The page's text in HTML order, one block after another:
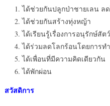
ได้ช่วยกันปลูกป่าชายเลน ล
ได้ช่วยกันสร้างทุ่งหญ้า
ได้เรียนรู้เรื่องการอนุรักษ์สั
ได้ร่วมลดโลกร้อนโดยการ
ได้เพื่อนที่มีความคิดเดียวกัน
ได้พักผ่อน
สวัสดิการ